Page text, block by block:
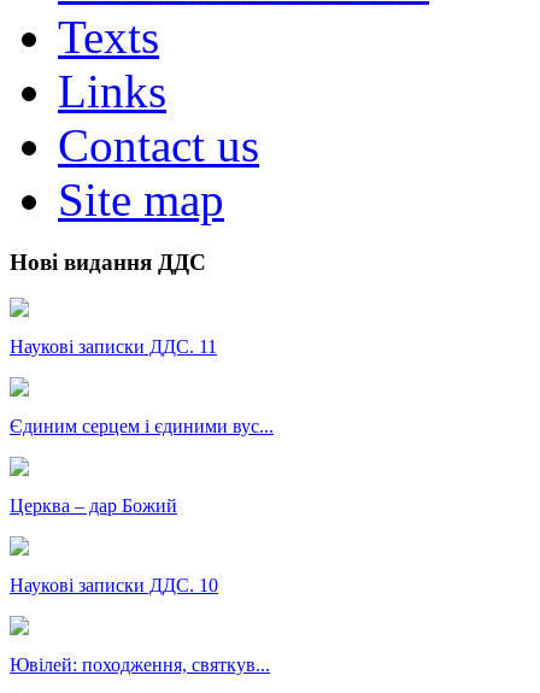
Texts
Links
Contact us
Site map
Нові видання ДДС
Наукові записки ДДС. 11
Єдиним серцем і єдиними вус...
Церква – дар Божий
Наукові записки ДДС. 10
Ювілей: походження, святкув...